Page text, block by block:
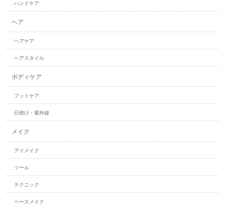
ハンドケア
ヘア
ヘアケア
ヘアスタイル
ボディケア
フットケア
日焼け・紫外線
メイク
アイメイク
ツール
テクニック
ベースメイク